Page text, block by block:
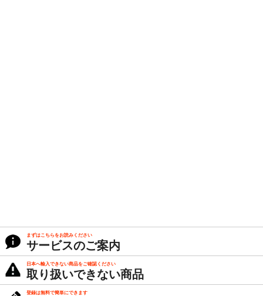
まずはこちらをお読みください
サービスのご案内
日本へ輸入できない商品をご確認ください
取り扱いできない商品
登録は無料で簡単にできます